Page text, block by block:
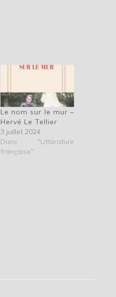
Le nom sur le mur –
Hervé Le Tellier
3 juillet 2024
Dans "Littérature
française"